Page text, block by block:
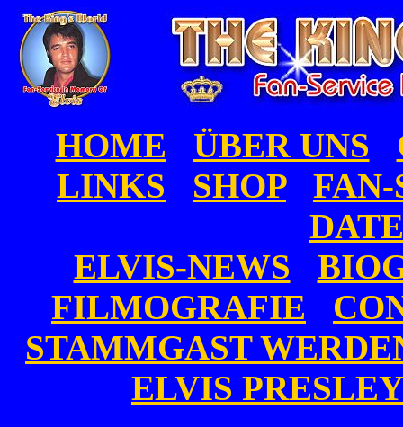
HOME ÜBER UNS
LINKS
SHOP
FAN-
ELVIS-NEWS
FILMOGRAFIE
STAMMGAST
ELVIS